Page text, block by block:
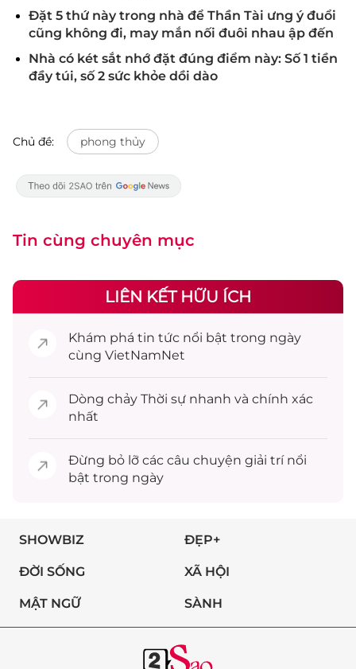
Đặt 5 thứ này trong nhà để Thần Tài ưng ý đuổi
cũng không đi, may mắn nối đuôi nhau ập đến
Nhà có két sắt nhớ đặt đúng điểm này: Số 1 tiền
đầy túi, số 2 sức khỏe dồi dào
Chủ đề: phong thủy
Tin cùng chuyên mục
LIÊN KẾT HỮU ÍCH
Khám phá tin tức nổi bật trong ngày
cùng VietNamNet
Dòng chảy Thời sự nhanh và chính xác
nhất
Đừng bỏ lỡ các câu chuyện giải trínổi
bật trong ngày
SHOWBIZ ĐẸP+
ĐỜI SỐNG XÃ HỘI
MẬT NGỮ SÀNH